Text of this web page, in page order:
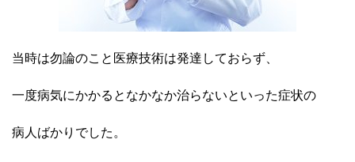
当時は勿論のこと医療技術は発達しておらず、
一度病気にかかるとなかなか治らないといった症状の
病人ばかりでした。